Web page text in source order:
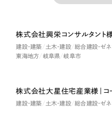
株式会社興栄コンサルタント様
建設・建築 土木・建設 総合建設・ゼネ
東海地方
岐阜県 岐阜市
株式会社大星住宅産業様｜コ
建設・建築 土木・建設 総合建設・ゼネ